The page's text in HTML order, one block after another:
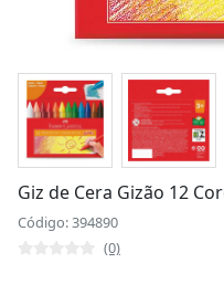
Giz de Cera Gizão 12
Código: 394890
(0)